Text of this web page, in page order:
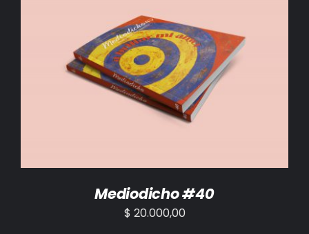
AÑADIR AL CARRITO / DETALLES
Mediodicho #40
$ 20.000,00